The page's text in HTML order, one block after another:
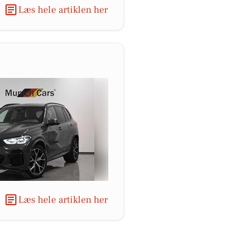
Læs hele artiklen her
Læs hele artiklen her